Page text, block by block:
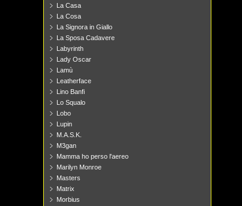
La Casa
La Cosa
La Signora in Giallo
La Sposa Cadavere
Labyrinth
Lady Oscar
Lamù
Leatherface
Lino Banfi
Lo Squalo
Lobo
Lupin
M.A.S.K.
M3gan
Mamma ho perso l'aereo
Marilyn Monroe
Masters
Matrix
Morbius